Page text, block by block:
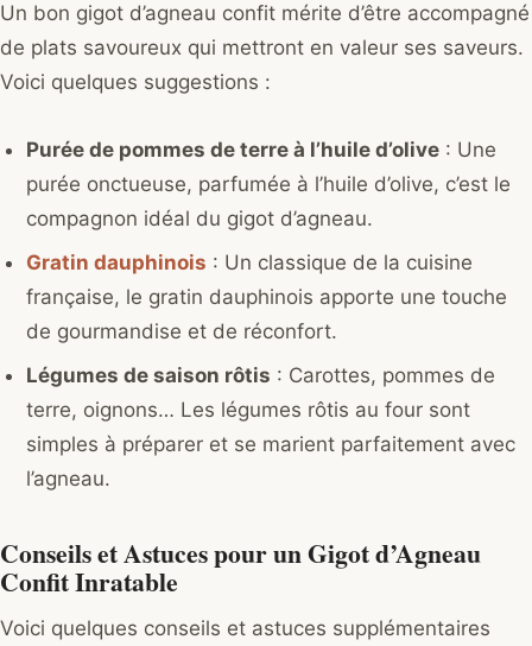
Un bon gigot d’agneau confit mérite d’être accompagné
de plats savoureux qui mettront en valeur ses saveurs.
Voici quelques suggestions :
Purée de pommes de terre à l’huile d’olive : Une
purée onctueuse, parfumée à l’huile d’olive, c’est le
compagnon idéal du gigot d’agneau.
Gratin dauphinois : Un classique de la cuisine
française, le gratin dauphinois apporte une touche
de gourmandise et de réconfort.
Légumes de saison rôtis : Carottes, pommes de
terre, oignons… Les légumes rôtis au four sont
simples à préparer et se marient parfaitement avec
l’agneau.
Conseils et Astuces pour un Gigot d’Agneau
Confit Inratable
Voici quelques conseils et astuces supplémentaires